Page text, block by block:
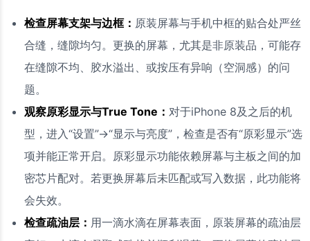
检查屏幕支架与边框： 原装屏幕与手机中框的贴合处严丝
合缝，缝隙均匀。更换的屏幕，尤其是非原装品，可能存
在缝隙不均、胶水溢出、或按压有异响（空洞感）的问
题。
观察原彩显示与True Tone： 对于iPhone 8及之后的机
型，进入“设置”->“显示与亮度”，检查是否有“原彩显示”选
项并能正常开启。原彩显示功能依赖屏幕与主板之间的加
密芯片配对。若更换屏幕后未匹配或写入数据，此功能将
会失效。
检查疏油层： 用一滴水滴在屏幕表面，原装屏幕的疏油层